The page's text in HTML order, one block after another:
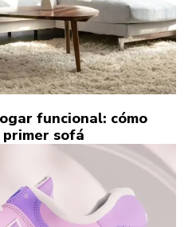
funcional: cómo
sofá